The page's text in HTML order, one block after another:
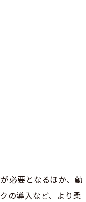
必要となるほか、勤
の導入など、より柔